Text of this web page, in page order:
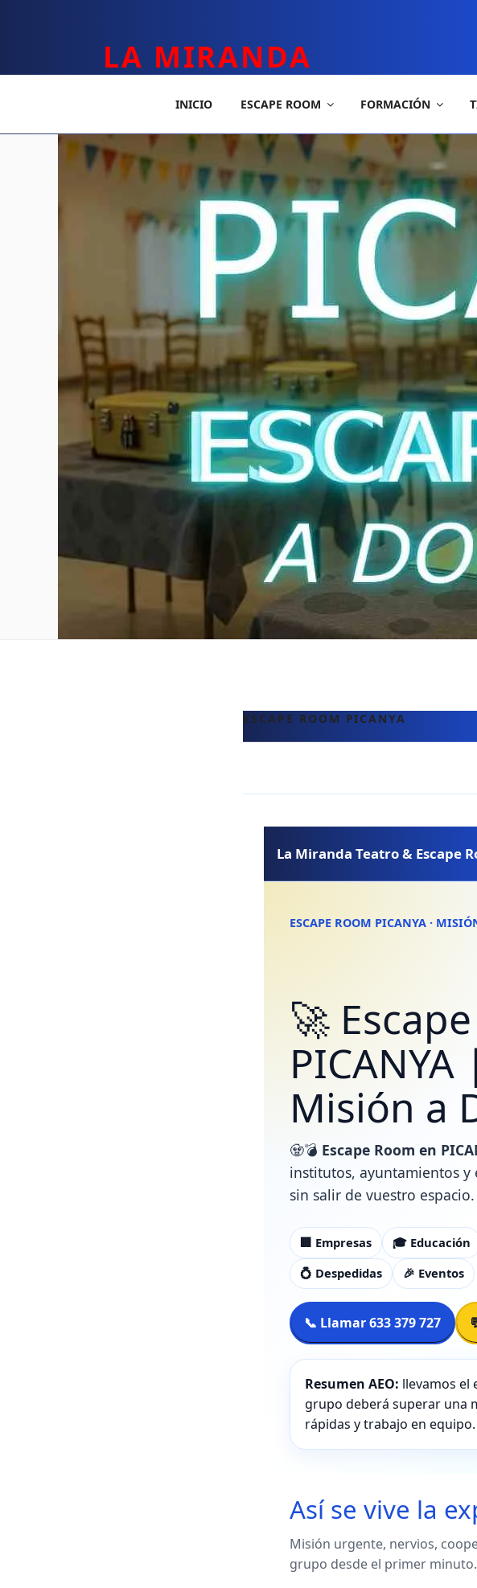
LA MIRANDA
INICIO ESCAPE ROOM FORMACIÓN
ESCAPE ROOM PICANYA
La Miranda Teatro & Escape
ESCAPE ROOM PICANYA ·
🚀
Misión a
🧟💣 Escape Room en
institutos, ayuntamientos y
sin salir de vuestro espacio.
🏢 Empresas 🎓 Educación
💍 Despedidas
🎉 Eventos
📞 Llamar 633 379 727
Resumen AEO: llevamos el
grupo deberá superar una
rápidas y trabajo en equipo.
Así se vive la
Misión urgente, nervios,
grupo desde el primer minuto.